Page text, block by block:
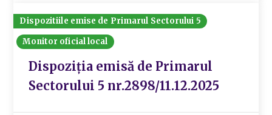
Dispozitiile emise de Primarul Sectorului 5
Monitor oficial local
Dispoziția emisă de Primarul
Sectorului 5 nr.2898/11.12.2025